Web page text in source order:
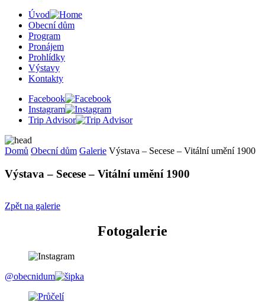
Úvod
Obecní dům
Program
Pronájem
Prohlídky
Výstavy
Kontakty
Facebook
Instagram
Trip Advisor
Domů Obecní dům Galerie Výstava – Secese – Vitální umění 1900
Výstava – Secese – Vitální umění 1900
Zpět na galerie
Fotogalerie
@obecnidum